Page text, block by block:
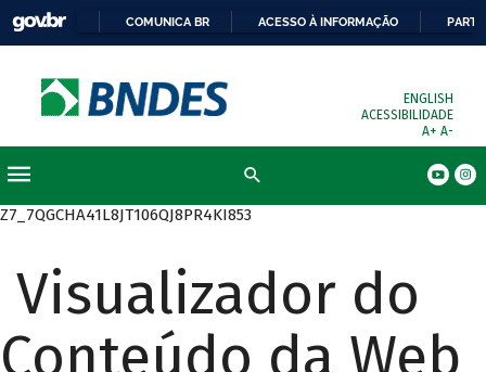
COMUNICA BR ACESSO À INFORMAÇÃO
ENGLISH
ACESSIBILIDADE
A+ A-
Z7_7QGCHA41L8JT106QJ8PR4KI853
Visualizador do
Conteúdo da Web